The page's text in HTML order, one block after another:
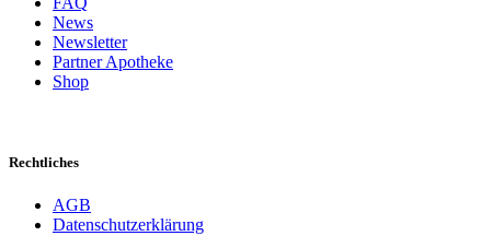
News
Newsletter
Partner Apotheke
Shop
Rechtliches
AGB
Datenschutzerklärung